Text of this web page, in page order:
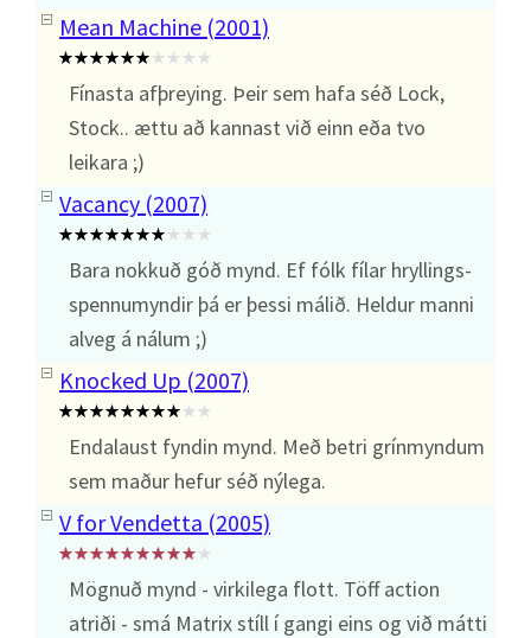
Mean Machine (2001)
Fínasta afþreying. Þeir sem hafa séð Lock,
Stock.. ættu að kannast við einn eða tvo
leikara ;)
Vacancy (2007)
Bara nokkuð góð mynd. Ef fólk fílar hryllings-
spennumyndir þá er þessi málið. Heldur manni
alveg á nálum ;)
Knocked Up (2007)
Endalaust fyndin mynd. Með betri grínmyndum
sem maður hefur séð nýlega.
V for Vendetta (2005)
Mögnuð mynd - virkilega flott. Töff action
atriði - smá Matrix stíll í gangi eins og við mátti